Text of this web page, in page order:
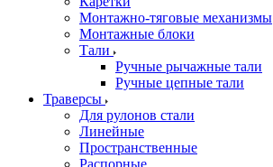
Монтажно-тяговые механизмы
Монтажные блоки
Тали
Ручные рычажные тали
Ручные цепные тали
Траверсы
Для рулонов стали
Линейные
Пространственные
Распорные